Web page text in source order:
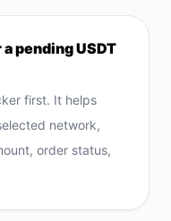
pending USDT
first. It helps
network,
order status,